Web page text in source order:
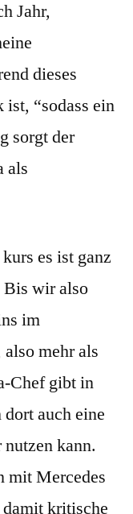
Jahr,
dieses
“sodass ein
sorgt der
als
es ist ganz
Bis wir also
im
mehr als
Chef gibt in
auch eine
kann.
mit Mercedes
damit kritische